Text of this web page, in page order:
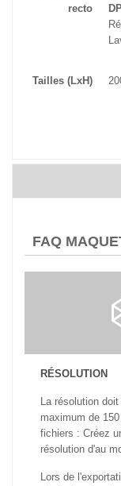
recto
Tailles (LxH)
FAQ
RÉSOLUTION
La résolution
maximum de
fichiers : Créez
résolution d'au
Lors de